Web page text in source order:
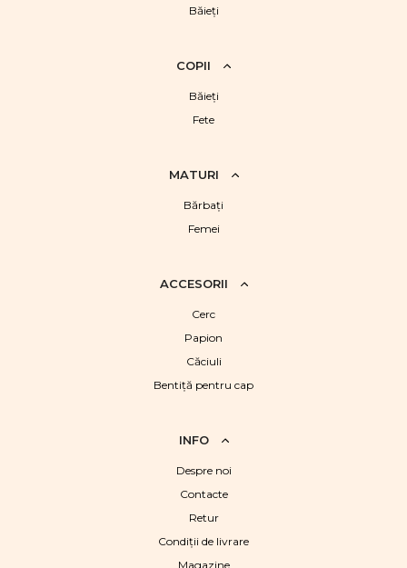
Băieţi
COPII
Băieţi
Fete
MATURI
Bărbaţi
Femei
ACCESORII
Cerc
Papion
Căciuli
Bentiță pentru cap
INFO
Despre noi
Contacte
Retur
Condiții de livrare
Magazine